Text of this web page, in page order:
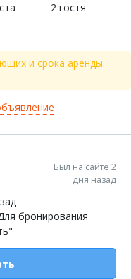
2 гостя
и срока аренды.
Был на сайте 2
дня назад
бронирования